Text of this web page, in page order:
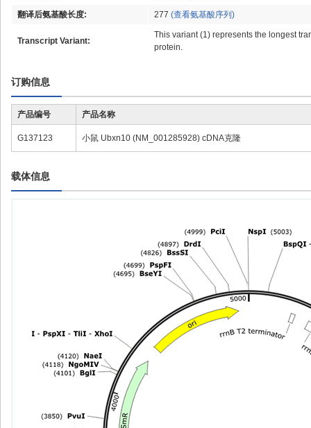
翻译后氨基酸长度: 277 (查看氨基酸序列)
Transcript Variant:
This variant (1) represents the longest
protein.
订购信息
产品编号 产品名称
G137123 小鼠 Ubxn10 (NM_001285928) cDNA克隆
载体信息